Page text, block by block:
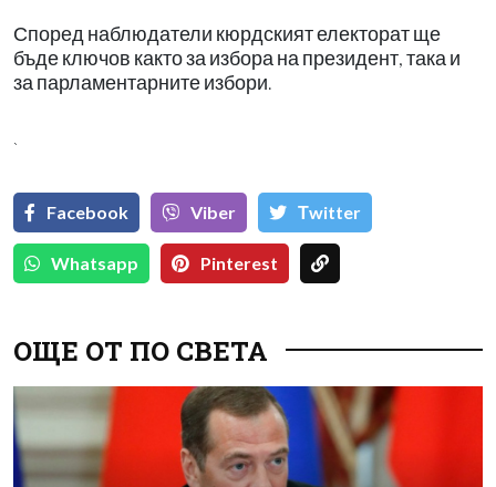
Според наблюдатели кюрдският електорат ще
бъде ключов както за избора на президент, така и
за парламентарните избори.
`
Facebook Viber Тwitter
Whatsapp Pinterest
ОЩЕ ОТ ПО СВЕТА